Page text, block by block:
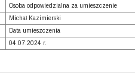
Osoba odpowiedzialna za umieszczenie
Michał Kazimierski
Data umieszczenia
04.07.2024 r.